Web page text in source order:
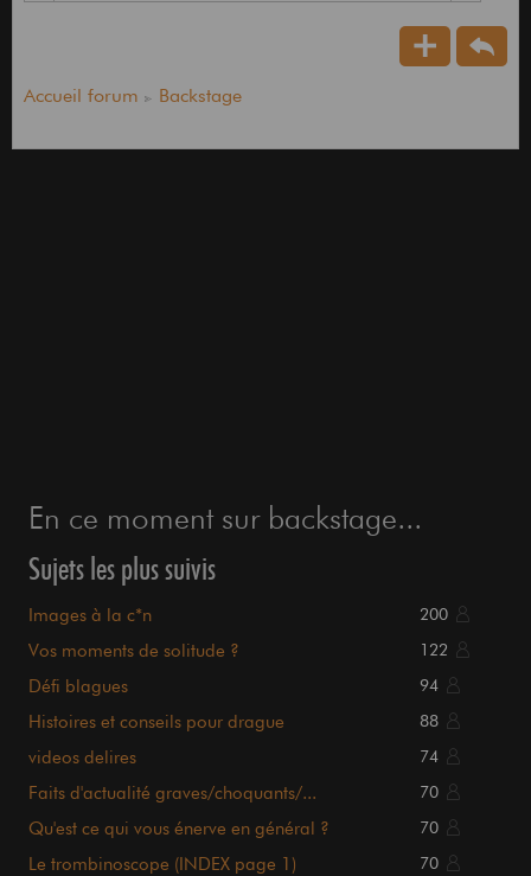
Et de toute façon, comme le dernier de la file a
Paris), il risque pas la fourrière, la contravention,
glaces (Ouais, c'est moi la fille de pute, pardon à
Accueil forum Backstage
En ce moment sur backstage...
Sujets les plus suivis
Images à la c*n 200
Vos moments de solitude ? 122
Défi blagues 94
Histoires et conseils pour drague 88
videos delires 74
Faits d'actualité graves/choquants/... 70
Qu'est ce qui vous énerve en général ? 70
Le trombinoscope (INDEX page 1) 70